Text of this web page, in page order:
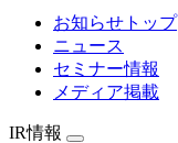
お知らせトップ
ニュース
セミナー情報
メディア掲載
IR情報